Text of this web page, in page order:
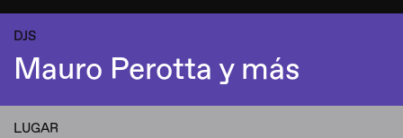
DJS
Mauro Perotta y más
LUGAR